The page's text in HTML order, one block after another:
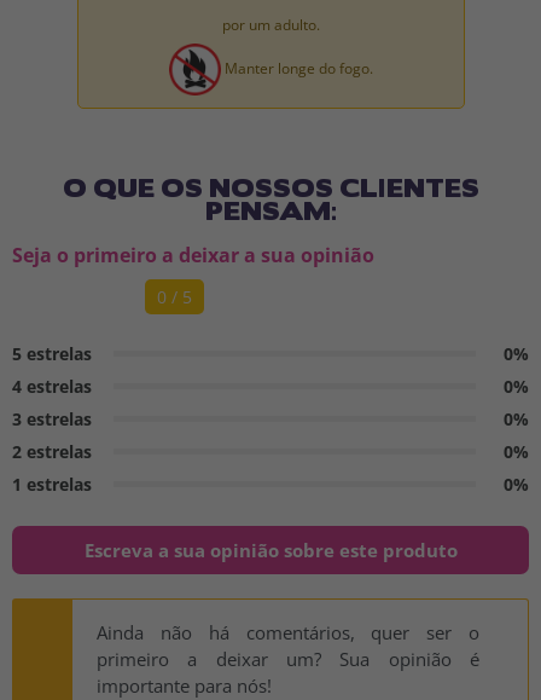
por um adulto.
Manter longe do fogo.
O QUE OS NOSSOS CLIENTES
PENSAM:
Seja o primeiro a deixar a sua opinião
0 / 5
5 estrelas
0%
4 estrelas
0%
3 estrelas
0%
2 estrelas
0%
1 estrelas
0%
Escreva a sua opinião sobre este produto
Ainda não há comentários, quer ser o
primeiro a deixar um? Sua opinião é
importante para nós!